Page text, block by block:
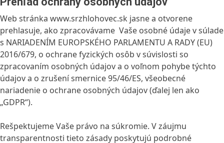
Web stránka www.srzhlohovec.sk jasne a otvorene
prehlasuje, ako zpracovávame Vaše osobné údaje v súlade
s NARIADENÍM EUROPSKÉHO PARLAMENTU A RADY (EU)
2016/679, o ochrane fyzických osôb v súvislosti so
zpracovaním osobných údajov a o voľnom pohybe týchto
údajov a o zrušení smernice 95/46/ES, všeobecné
nariadenie o ochrane osobných údajov (ďalej len ako
„GDPR“).
Rešpektujeme Vaše právo na súkromie. V záujmu
transparentnosti tieto zásady poskytujú podrobné